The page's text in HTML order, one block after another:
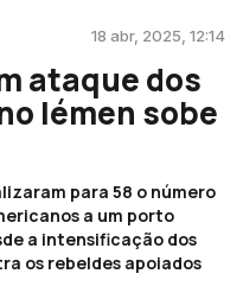
18 abr, 2025, 12:14
ataque dos
Iémen sobe
para 58 o número
a um porto
a intensificação dos
os rebeldes apoiados